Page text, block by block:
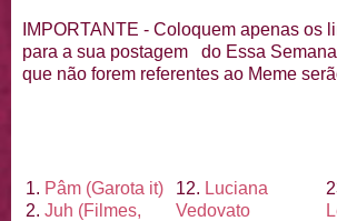
IMPORTANTE - Coloquem apenas os
para a sua postagem do Essa
que não forem referentes ao Meme
1. Pâm (Garota it)
2. Juh (Filmes,
12. Luciana
Vedovato